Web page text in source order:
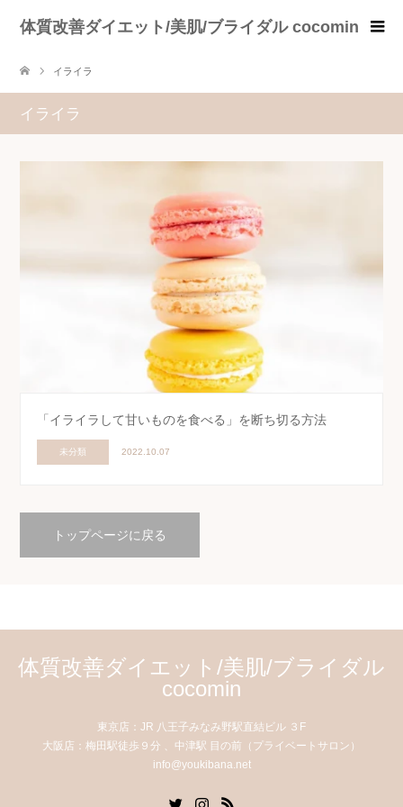
体質改善ダイエット/美肌/ブライダル cocomin
イライラ
イライラ
「イライラして甘いものを食べる」を断ち切る方法
未分類 2022.10.07
トップページに戻る
体質改善ダイエット/美肌/ブライダル
cocomin
東京店：JR 八王子みなみ野駅直結ビル ３F
大阪店：梅田駅徒歩９分 、中津駅 目の前（プライベートサロン）
info@youkibana.net